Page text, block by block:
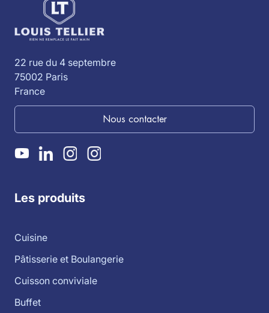
22 rue du 4 septembre
75002 Paris
France
Nous contacter
Les produits
Cuisine
Pâtisserie et Boulangerie
Cuisson conviviale
Buffet